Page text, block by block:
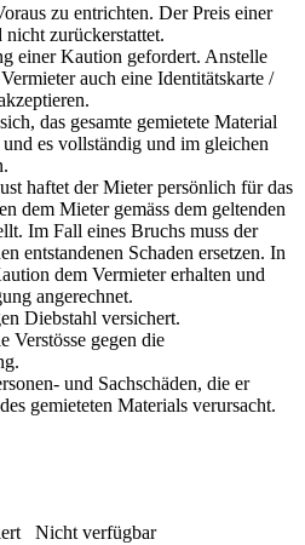
zu entrichten. Der Preis einer
zurückerstattet.
einer Kaution gefordert. Anstelle
auch eine Identitätskarte /
das gesamte gemietete Material
es vollständig und im gleichen
haftet der Mieter persönlich für das
dem Mieter gemäss dem geltenden
Im Fall eines Bruchs muss der
entstandenen Schaden ersetzen. In
dem Vermieter erhalten und
angerechnet.
Diebstahl versichert.
Verstösse gegen die
und Sachschäden, die er
gemieteten Materials verursacht.
Nicht verfügbar